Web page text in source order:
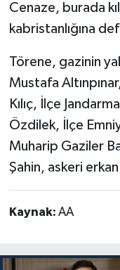
Cenaze, burada
kabristanlığına
Törene, gazinin
Mustafa
Kılıç, İlçe
Özdilek, İlçe
Muharip Gaziler
Şahin, askeri
Kaynak: AA